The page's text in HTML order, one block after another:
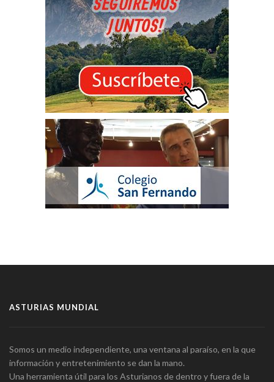
ASTURIAS MUNDIAL
Somos un medio independiente, una ventana al paraíso, en la que
información y entretenimiento se dan la mano.
Una herramienta útil para los Asturianos de dentro y fuera de la